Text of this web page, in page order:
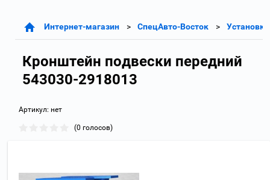
Интернет-магазин СпецАвто-Восток
Кронштейн подвески передний
543030-2918013
Артикул: нет
(0 голосов)